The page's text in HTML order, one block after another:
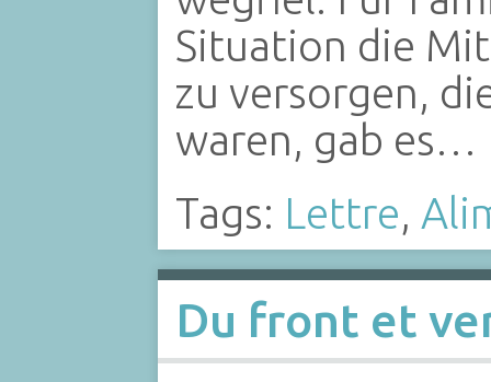
Situation die
zu versorgen,
waren, gab es…
Tags: Lettre,
Du front et